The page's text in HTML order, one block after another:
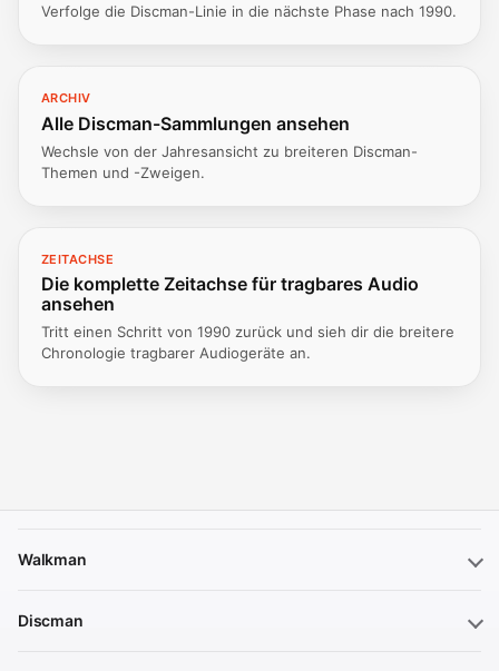
Verfolge die Discman-Linie in die nächste Phase nach 1990.
ARCHIV
Alle Discman-Sammlungen ansehen
Wechsle von der Jahresansicht zu breiteren Discman-
Themen und -Zweigen.
ZEITACHSE
Die komplette Zeitachse für tragbares Audio
ansehen
Tritt einen Schritt von 1990 zurück und sieh dir die breitere
Chronologie tragbarer Audiogeräte an.
Walkman
Discman